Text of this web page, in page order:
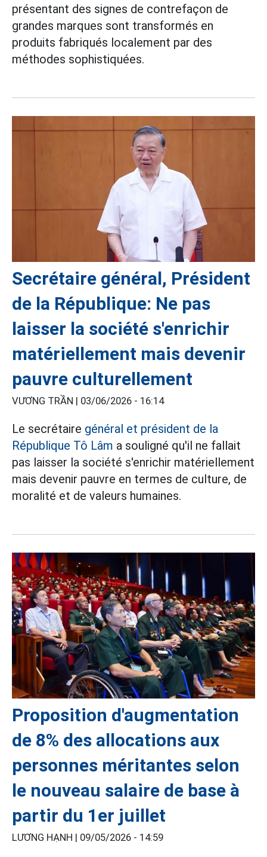
présentant des signes de contrefaçon de
grandes marques sont transformés en
produits fabriqués localement par des
méthodes sophistiquées.
Secrétaire général, Président
de la République: Ne pas
laisser la société s'enrichir
matériellement mais devenir
pauvre culturellement
VƯƠNG TRẦN | 03/06/2026 - 16:14
Le secrétaire général et président de la
République Tô Lâm a souligné qu'il ne fallait
pas laisser la société s'enrichir matériellement
mais devenir pauvre en termes de culture, de
moralité et de valeurs humaines.
Proposition d'augmentation
de 8% des allocations aux
personnes méritantes selon
le nouveau salaire de base à
partir du 1er juillet
LƯƠNG HẠNH | 09/05/2026 - 14:59